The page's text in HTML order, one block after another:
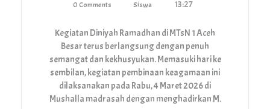
0 Comments
Siswa 13:27
Kegiatan Diniyah Ramadhan di MTsN 1 Aceh
Besar terus berlangsung dengan penuh
semangat dan kekhusyukan. Memasuki hari ke
sembilan, kegiatan pembinaan keagamaan ini
dilaksanakan pada Rabu, 4 Maret 2026 di
Mushalla madrasah dengan menghadirkan M.